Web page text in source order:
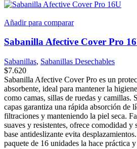
Añadir para comparar
Sabanilla Afective Cover Pro
Sabanillas, Sabanillas Desechables
$7.620
Sabanilla Afective Cover Pro es un
absorbente, ideal para mantener la
como camas, sillas de ruedas y camillas.
capas garantiza una rápida absorción de
filtraciones y manteniendo la piel seca.
suaves y resistentes, ofrece comodidad y
base antideslizante evita
paquete de 16 unidades la hace práctica